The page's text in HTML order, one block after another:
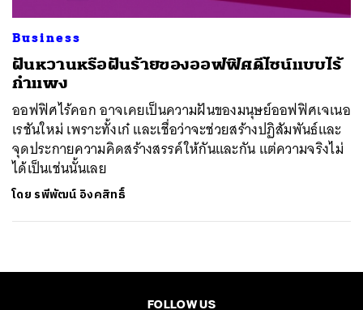
Business
ฝันหวานหรือฝันร้ายของออฟฟิศดีไซน์แบบไร้
กำแพง
ออฟฟิศไร้คอก อาจเคยเป็นความฝันของมนุษย์ออฟฟิศเจเนอ
เรชันใหม่ เพราะทั้งเก๋ และเชื่อว่าจะช่วยสร้างปฏิสัมพันธ์และ
จุดประกายความคิดสร้างสรรค์ให้กันและกัน แต่ความจริงไม่
ได้เป็นเช่นนั้นเลย
โดย รพีพัฒน์ อิงคสิทธิ์
FOLLOW US
EMAIL